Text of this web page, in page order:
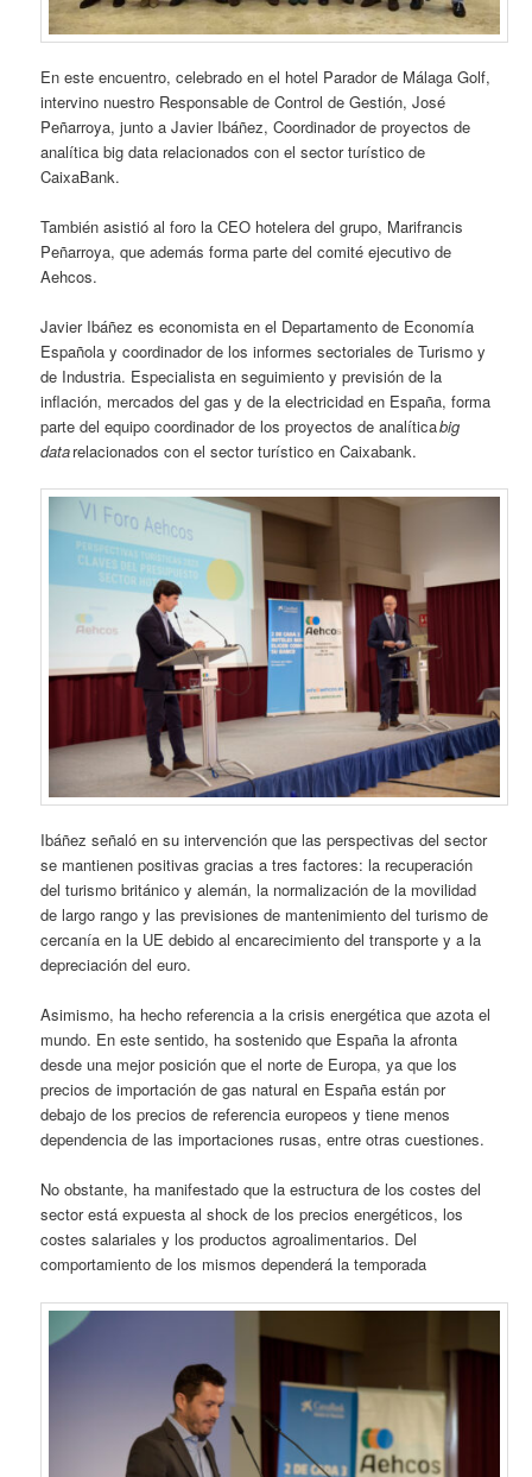
En este encuentro, celebrado en el hotel Parador de Málaga Golf,
intervino nuestro Responsable de Control de Gestión, José
Peñarroya, junto a Javier Ibáñez, Coordinador de proyectos de
analítica big data relacionados con el sector turístico de
CaixaBank.
También asistió al foro la CEO hotelera del grupo, Marifrancis
Peñarroya, que además forma parte del comité ejecutivo de
Aehcos.
Javier Ibáñez es economista en el Departamento de Economía
Española y coordinador de los informes sectoriales de Turismo y
de Industria. Especialista en seguimiento y previsión de la
inflación, mercados del gas y de la electricidad en España, forma
parte del equipo coordinador de los proyectos de analíticabig
datarelacionados con el sector turístico en Caixabank.
Ibáñez señaló en su intervención que las perspectivas del sector
se mantienen positivas gracias a tres factores: la recuperación
del turismo británico y alemán, la normalización de la movilidad
de largo rango y las previsiones de mantenimiento del turismo de
cercanía en la UE debido al encarecimiento del transporte y a la
depreciación del euro.
Asimismo, ha hecho referencia a la crisis energética que azota el
mundo. En este sentido, ha sostenido que España la afronta
desde una mejor posición que el norte de Europa, ya que los
precios de importación de gas natural en España están por
debajo de los precios de referencia europeos y tiene menos
dependencia de las importaciones rusas, entre otras cuestiones.
No obstante, ha manifestado que la estructura de los costes del
sector está expuesta al shock de los precios energéticos, los
costes salariales y los productos agroalimentarios. Del
comportamiento de los mismos dependerá la temporada